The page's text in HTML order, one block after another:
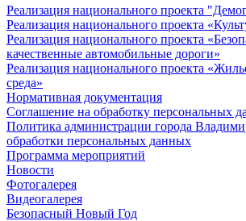
Реализация национального проекта
Реализация национального проекта
Реализация национального проекта
качественные автомобильные дороги»
Реализация национального проекта
среда»
Нормативная документация
Соглашение на обработку персональных
Политика администрации города
обработки персональных данных
Программа мероприятий
Новости
Фотогалерея
Видеогалерея
Безопасный Новый Год